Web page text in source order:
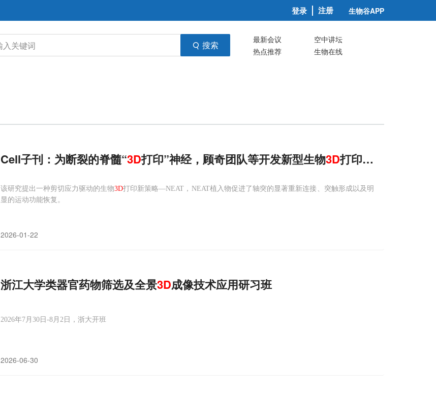
登录 注册 生物谷APP
搜索 最新会议
空中讲坛
热点推荐
生物在线
Cell子刊：为断裂的脊髓“3D打印”神经，顾奇团队等开发新型生物3D打印技术，实现脊
该研究提出一种剪切应力驱动的生物3D打印新策略—NEAT，NEAT植入物促进了轴突的显著重新连接、突触形成以及明
显的运动功能恢复。
2026-01-22
浙江大学类器官药物筛选及全景3D成像技术应用研习班
2026年7月30日-8月2日，浙大开班
2026-06-30